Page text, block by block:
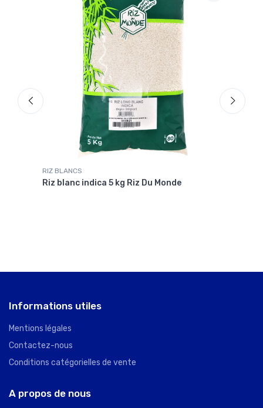
RIZ BLANCS
Riz blanc indica 5 kg Riz Du Monde
Informations utiles
Mentions légales
Contactez-nous
Conditions catégorielles de vente
A propos de nous